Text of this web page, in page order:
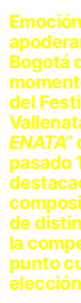
Bogotá
del
ENATA”
pasado
de
la
punto